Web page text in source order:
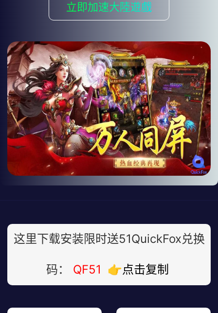
立即加速大陸遊戲
这里下载安装限时送51QuickFox兑换
码： QF51 👉点击复制